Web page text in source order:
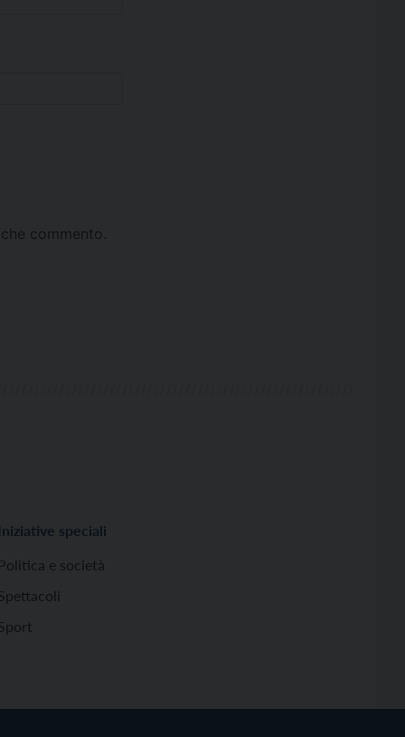
commento.
Iniziative speciali
Politica e società